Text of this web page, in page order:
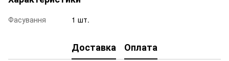
Фасування 1 шт.
Доставка Оплата